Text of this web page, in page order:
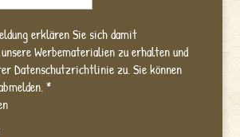
erklären Sie sich damit
Werbematerialien zu erhalten und
zu. Sie können
*